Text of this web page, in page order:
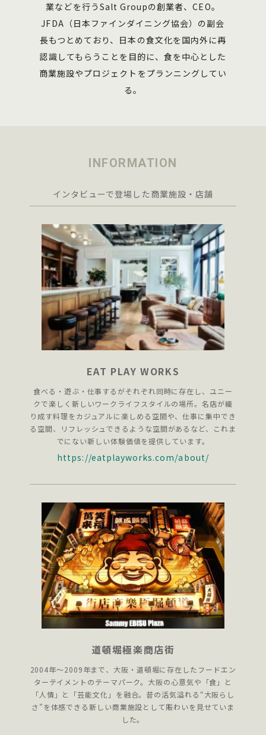
業などを行うSalt Groupの創業者、CEO。
JFDA（日本ファインダイニング協会）の副会
長もつとめており、日本の食文化を国内外に再
認識してもらうことを目的に、食を中心とした
商業施設やプロジェクトをプランニングしてい
る。
INFORMATION
インタビューで登場した商業施設・店舗
EAT PLAY WORKS
食べる・遊ぶ・仕事するがそれぞれ同時に存在し、ユニー
クで楽しく新しいワークライフスタイルの場所。名店が織
り成す料理をカジュアルに楽しめる空間や、仕事に集中でき
る空間、リフレッシュできるような空間があるなど、これま
でにない新しい体験価値を提供しています。
https://eatplayworks.com/about/
道頓堀極楽商店街
2004年～2009年まで、大阪・道頓堀に存在したフードエン
ターテイメントのテーマパーク。大阪の心意気や「食」と
「人情」と「芸能文化」を融合。昔の活気溢れる“大阪らし
さ”を体感できる新しい商業施設として賑わいを見せていま
した。